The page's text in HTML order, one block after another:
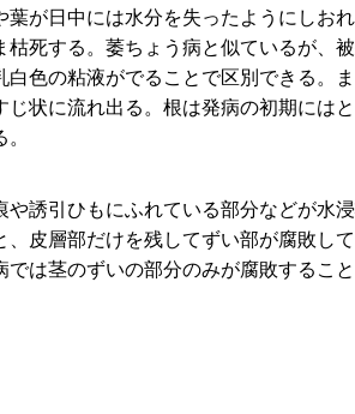
が日中には水分を失ったようにしお
死する。萎ちょう病と似ているが、
色の粘液がでることで区別できる。
状に流れ出る。根は発病の初期には
誘引ひもにふれている部分などが水
皮層部だけを残してずい部が腐敗し
は茎のずいの部分のみが腐敗するこ